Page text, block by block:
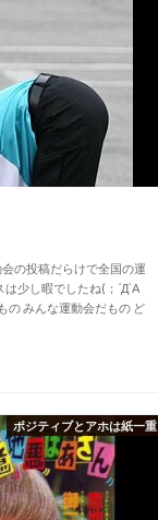
の投稿だらけで全国の運
少し暇でしたね(；´Д`A
の みんな運動会だもの ど
ポジティブとアホは紙一重